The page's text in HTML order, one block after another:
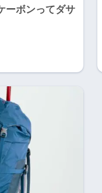
ーボンってダサ